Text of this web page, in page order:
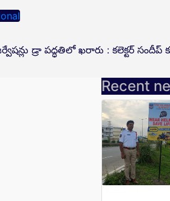
డ్రా పద్ధతిలో ఖరారు : కలెక్టర్
Recent